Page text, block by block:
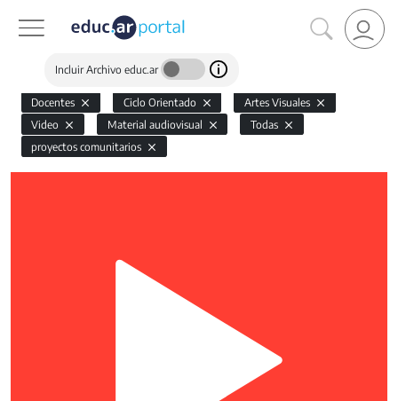
Incluir Archivo educ.ar
Docentes Ciclo Orientado
Artes Visuales
Video
Material audiovisual
Todas
proyectos comunitarios